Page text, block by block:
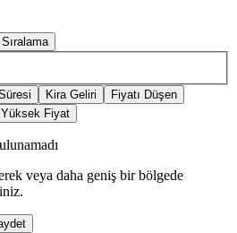
Sıralama
Kira Geliri
Fiyatı Düşen
Yüksek Fiyat
veya daha geniş bir bölgede